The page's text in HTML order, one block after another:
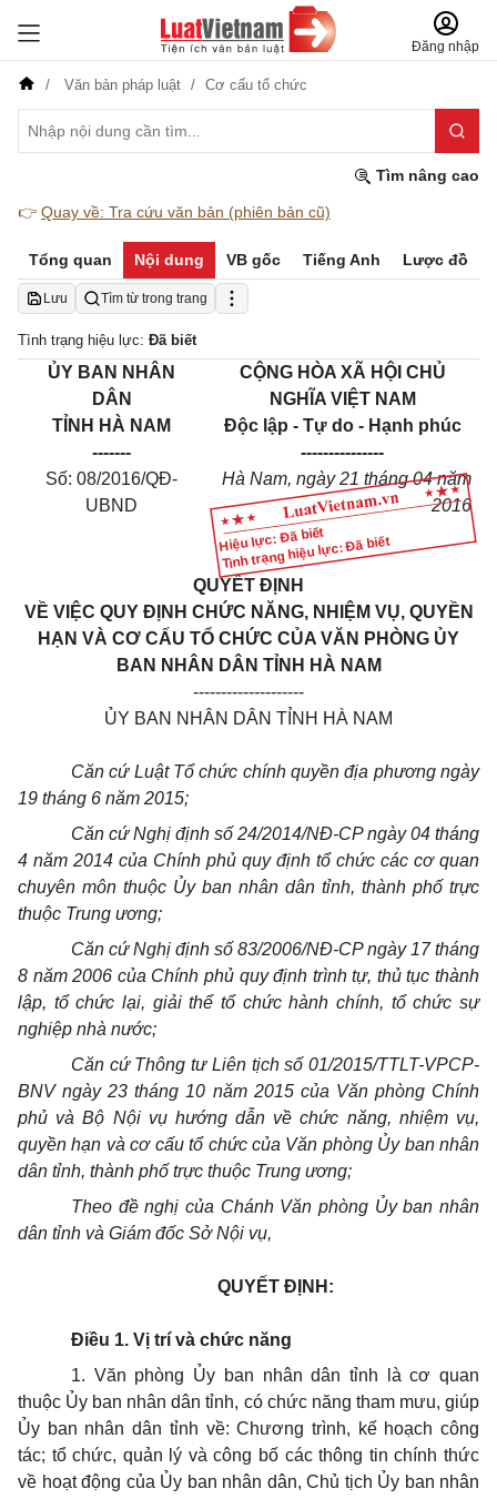
Đăng nhập
Văn bản pháp luật Cơ cấu tổ chức
Tìm nâng cao
👉 Quay về: Tra cứu văn bản (phiên bản cũ)
Tổng quan Nội dung VB gốc Tiếng Anh Lược đồ
Lưu Tìm từ trong trang
Tình trạng hiệu lực: Đã biết
Hiệu lực: Đã biết
Tình trạng hiệu lực: Đã biết
ỦY BAN NHÂN
DÂ N
T NH H À NAM
-------
Số: 08/2016/QĐ-
UBND
CỘNG HÒA XÃ HỘI CHỦ
NGHĨA VIỆT NAM
Độc lập - Tự do - Hạnh phúc
---------------
Hà Nam, ngày21 tháng04 năm
2016
QUYẾT ĐỊNH
VỀ VIỆC QUY ĐỊNH CHỨC NĂNG, NHIỆM VỤ, QUYỀN
HẠN VÀ CƠ CẤU TỔ CHỨC CỦA VĂN PHÒNG ỦY
BAN NHÂN DÂN TỈNH HÀ NAM
--------------------
ỦY BAN NHÂN DÂN TỈNH HÀ NAM
Căn cứ Luật Tổ chức chính quyền địa phương ngày
19 tháng 6 năm 2015;
Căn cứ Nghị định số 24/2014/NĐ-CP ngày 04 tháng
4 năm 2014 của Chính phủ quy định tổ chức các cơ quan
chuyên môn thuộc Ủy ban nhân dân tỉnh, thành phố trực
thuộc Trung ương;
Căn cứ Nghị định số 83/2006/NĐ-CP ngày 17 tháng
8 năm 2006 của Chính phủ quy định trình tự, thủ tục thành
lập, tổ chức lại, giải thể tổ chức hành chính, tổ chức sự
nghiệp nhà nước;
Căn cứ Thông tư Liên tịch số 01/2015/TTLT-VPCP-
BNV ngày 23 tháng 10 năm 2015 của Văn phòng Chính
phủ và Bộ Nội vụ hướng dẫn về chức năng, nhiệm vụ,
quyền hạn và cơ cấu tổ chức của Văn phòng Ủy bannhân
dân tỉnh, thành phố trực thuộc Trung ương;
Theo đề nghị của Chánh Văn phòng Ủy ban nhân
dân tỉnh và Giám đốc Sở Nội vụ,
QUYẾT ĐỊNH:
Điều 1. Vị trí và chức năng
1. Văn phòng Ủy ban nhân dân tỉnh là cơ quan
thuộc Ủy ban nhân dân tỉnh, có chức năng tham mưu, giúp
Ủy ban nhân dân tỉnh về: Chương trình, kế hoạch công
tác; tổ chức, quản lý và công bố các thông tin chính thức
về hoạt động của Ủy ban nhân dân, Chủ tịch Ủy ban nhân